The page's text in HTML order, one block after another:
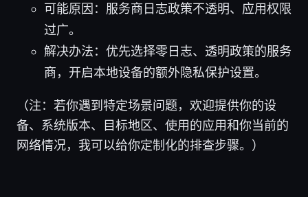
可能原因：服务商日志政策不透明、应用权限
过广。
解决办法：优先选择零日志、透明政策的服务
商，开启本地设备的额外隐私保护设置。
（注：若你遇到特定场景问题，欢迎提供你的设
备、系统版本、目标地区、使用的应用和你当前的
网络情况，我可以给你定制化的排查步骤。）